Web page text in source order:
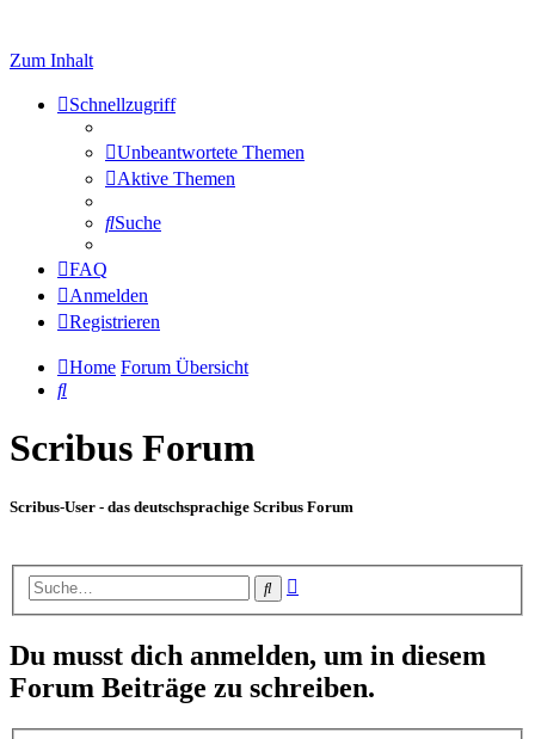
Zum Inhalt
Schnellzugriff
Unbeantwortete Themen
Aktive Themen
Suche
FAQ
Anmelden
Registrieren
Home Forum Übersicht
Suche
Scribus Forum
Scribus-User - das deutschsprachige Scribus Forum
Suche
Du musst dich anmelden, um in diesem
Forum Beiträge zu schreiben.